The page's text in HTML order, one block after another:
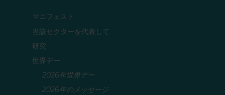
マニフェスト
当該セクターを代表して
研究
世界デー
2026年世界デー
2026年のメッセージ